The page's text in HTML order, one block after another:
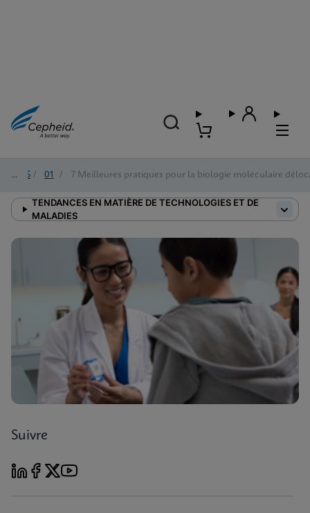
2025 / 01 / 7 Meilleures pratiques pour la biologie moléculaire
TENDANCES EN MATIÈRE DE TECHNOLOGIES ET DE
MALADIES
Suivre